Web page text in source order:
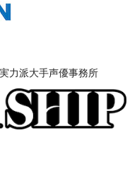
力派大手声優事務所